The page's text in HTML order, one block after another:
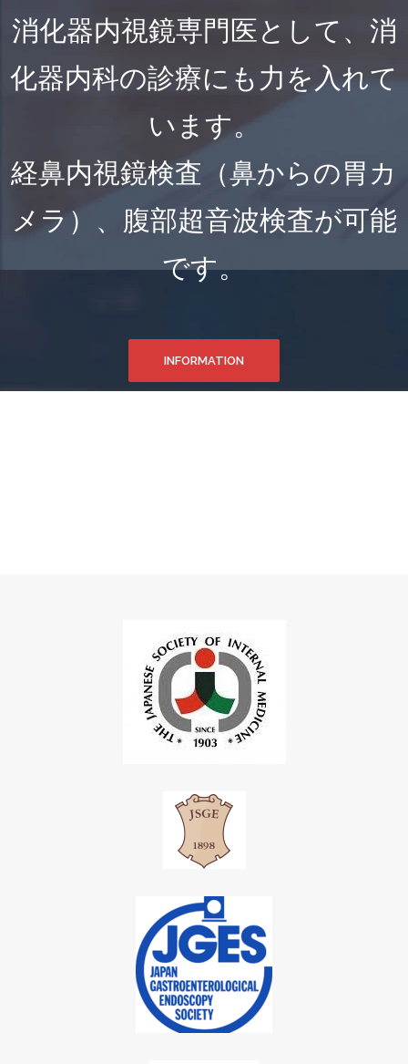
消化器内視鏡専門医として、消
化器内科の診療にも力を入れて
います。
経鼻内視鏡検査（鼻からの胃カ
メラ）、腹部超音波検査が可能
です。
INFORMATION